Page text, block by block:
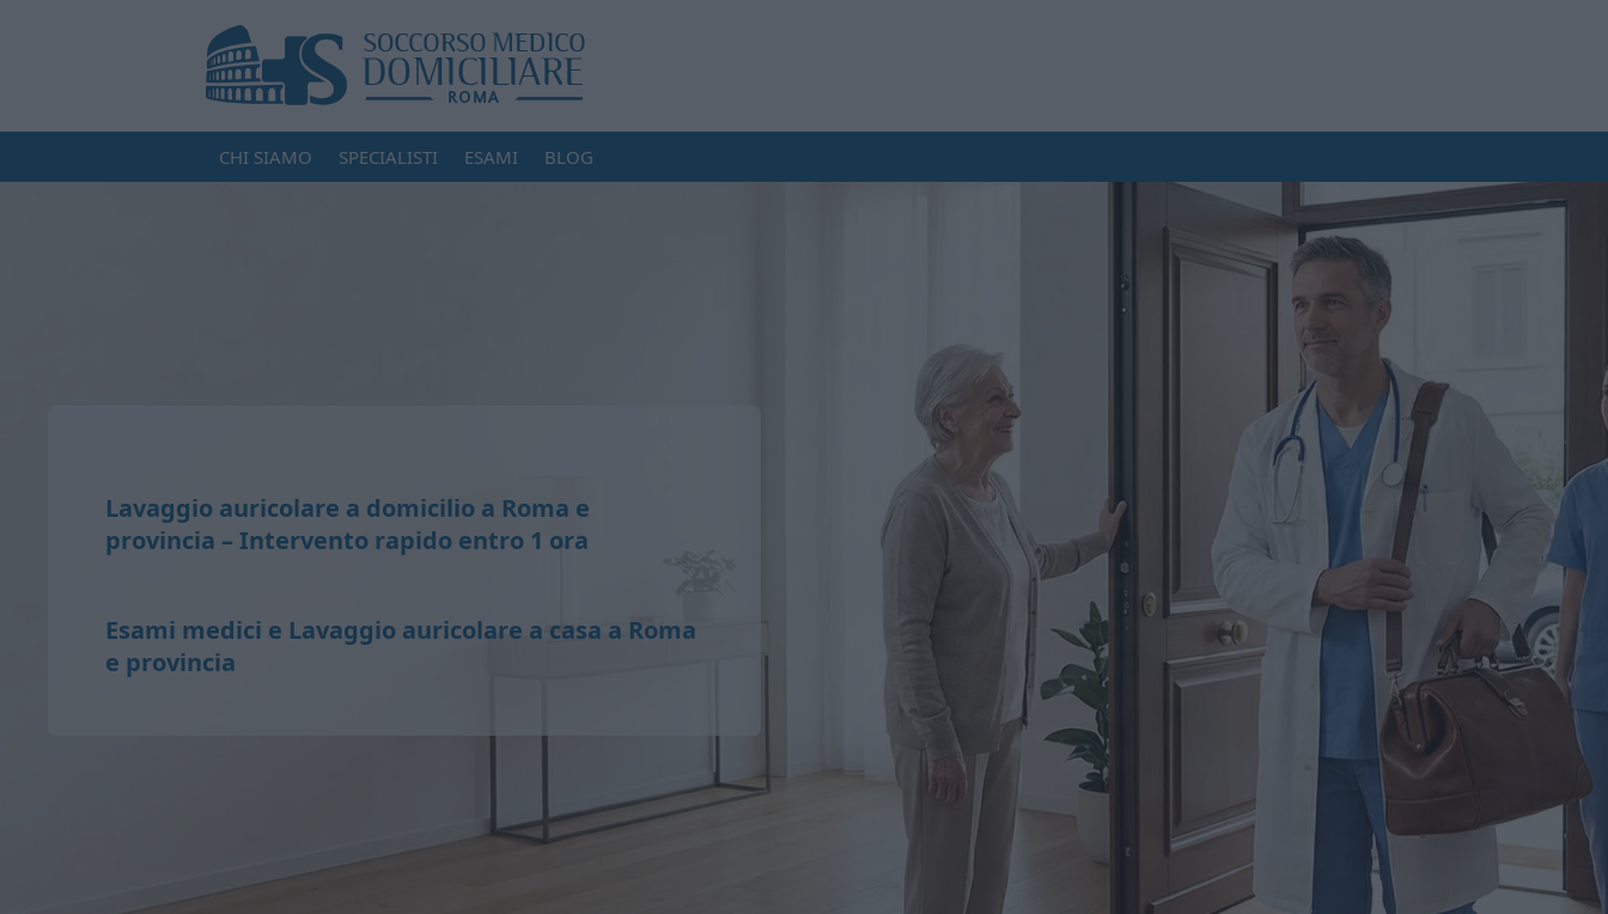
CHI SIAMO SPECIALISTI ESAMI BLOG
Lavaggio auricolare a domicilio a Roma e
provincia – Intervento rapido entro 1 ora
Esami medici e Lavaggio auricolare a casa a Roma
e provincia